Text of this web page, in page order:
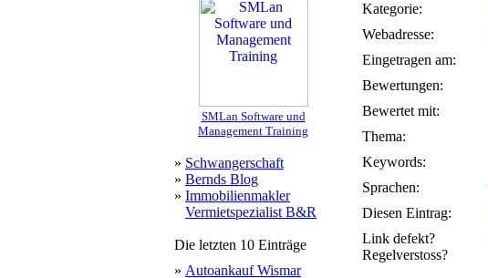
SMLan Software und
Management Training
» Schwangerschaft
» Bernds Blog
» Immobilienmakler
Vermietspezialist B&R
Die letzten 10 Einträge
» Autoankauf Wismar
Kategorie:
Webadresse:
Eingetragen am:
Bewertungen:
Bewertet mit:
Thema:
Keywords:
Sprachen:
Diesen Eintrag:
Link defekt?
Regelverstoss?